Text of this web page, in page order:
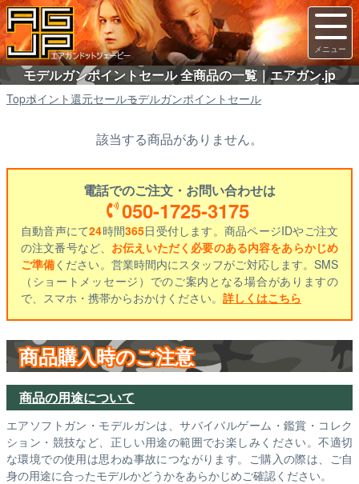
モデルガンポイントセール 全商品の一覧｜エアガン.jp
Topポイント還元セールモデルガンポイントセール
該当する商品がありません。
電話でのご注文・お問い合わせは
050-1725-3175
自動音声にて24時間365日受付します。商品ページIDやご注文
の注文番号など、 お伝えいただく必要のある内容をあらかじめ
ご準備ください。営業時間内にスタッフがご対応します。SMS
（ショートメッセージ）でのご案内となる場合がありますの
で、スマホ・携帯からおかけください。 詳しくはこちら
商品購入時のご注意
商品の用途について
エアソフトガン・モデルガンは、サバイバルゲーム・鑑賞・コレク
ション・競技など、正しい用途の範囲でお楽しみください。不適切
な環境での使用は思わぬ事故につながります。ご購入の際は、ご自
身の用途に合ったモデルかどうかをあらかじめご確認ください。